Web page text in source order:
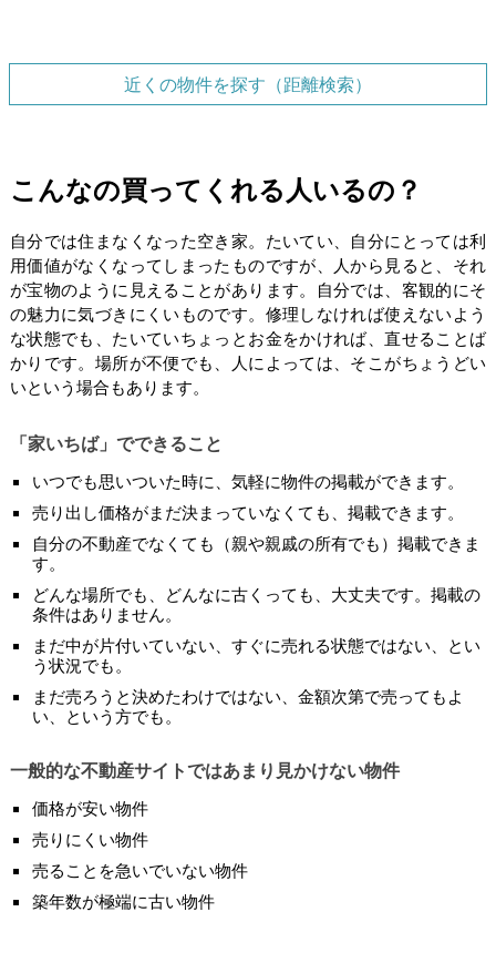
近くの物件を探す（距離検索）
こんなの買ってくれる人いるの？
自分では住まなくなった空き家。たいてい、自分にとっては利
用価値がなくなってしまったものですが、人から見ると、それ
が宝物のように見えることがあります。自分では、客観的にそ
の魅力に気づきにくいものです。修理しなければ使えないよう
な状態でも、たいていちょっとお金をかければ、直せることば
かりです。場所が不便でも、人によっては、そこがちょうどい
いという場合もあります。
「家いちば」でできること
いつでも思いついた時に、気軽に物件の掲載ができます。
売り出し価格がまだ決まっていなくても、掲載できます。
自分の不動産でなくても（親や親戚の所有でも）掲載できま
す。
どんな場所でも、どんなに古くっても、大丈夫です。掲載の
条件はありません。
まだ中が片付いていない、すぐに売れる状態ではない、とい
う状況でも。
まだ売ろうと決めたわけではない、金額次第で売ってもよ
い、という方でも。
一般的な不動産サイトではあまり見かけない物件
価格が安い物件
売りにくい物件
売ることを急いでいない物件
築年数が極端に古い物件